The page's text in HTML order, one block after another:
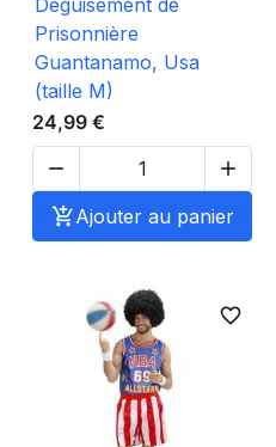
Déguisement de
Prisonnière
Guantanamo, Usa
(taille M)
24,99 €


Ajouter au panier
favorite_border